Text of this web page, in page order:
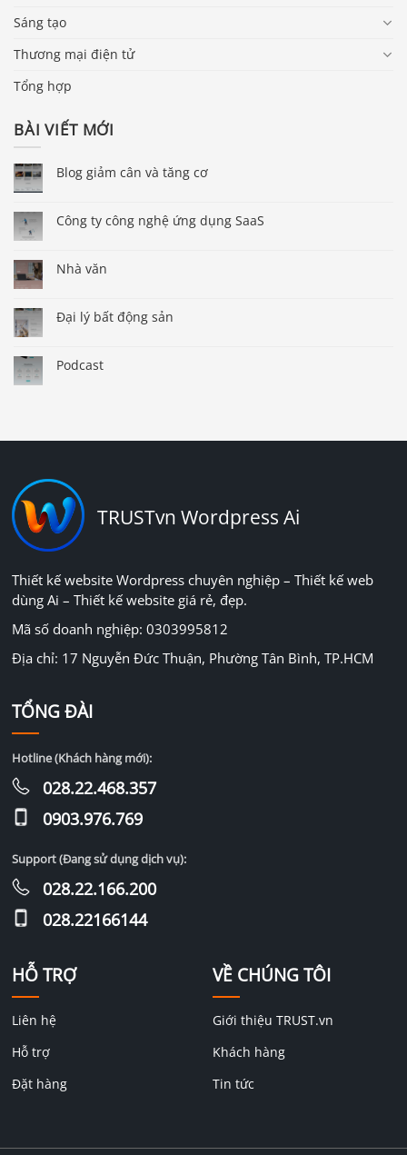
Sáng tạo
Thương mại điện tử
Tổng hợp
BÀI VIẾT MỚI
Blog giảm cân và tăng cơ
Công ty công nghệ ứng dụng SaaS
Nhà văn
Đại lý bất động sản
Podcast
TRUSTvn Wordpress Ai
Thiết kế website Wordpress chuyên nghiệp – Thiết kế web
dùng Ai – Thiết kế website giá rẻ, đẹp.
Mã số doanh nghiệp: 0303995812
Địa chỉ: 17 Nguyễn Đức Thuận, Phường Tân Bình, TP.HCM
HỖ TRỢ
Liên hệ
Hỗ trợ
Đặt hàng
VỀ CHÚNG TÔI
Giới thiệu TRUST.vn
Khách hàng
Tin tức
TỔNG ĐÀI
Hotline (Khách hàng mới):
028.22.468.357
0903.976.769
Support (Đang sử dụng dịch vụ):
028.22.166.200
028.22166144